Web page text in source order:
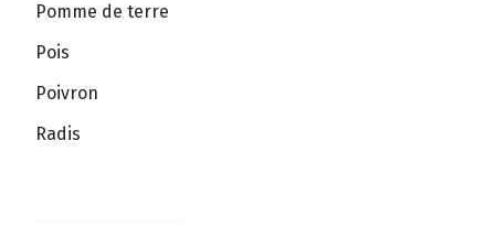
Pomme de terre
Pois
Poivron
Radis